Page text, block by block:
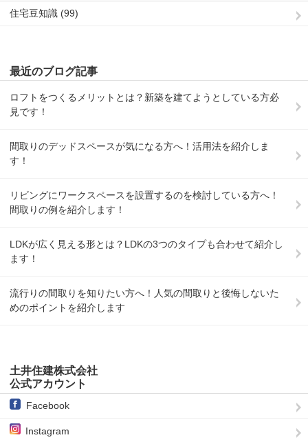
住宅豆知識 (99)
最近のブログ記事
ロフトをつくるメリットとは？新築を建てようとしている方必
見です！
間取りのデッドスペースが気になる方へ！活用法を紹介しま
す！
リビングにワークスペースを設置するのを検討している方へ！
間取りの例を紹介します！
LDKが広く見える形とは？LDKの3つのタイプも合わせて紹介し
ます！
流行りの間取りを知りたい方へ！人気の間取りと後悔しないた
めのポイントを紹介します
土井住建株式会社
公式アカウント
Facebook
Instagram